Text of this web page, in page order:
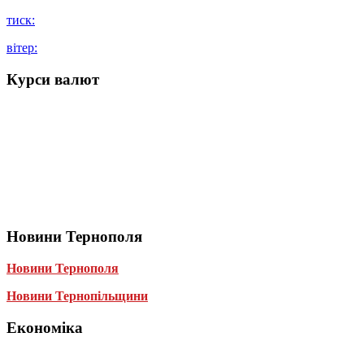
тиск:
вітер:
Курси валют
Новини Тернополя
Новини Тернополя
Новини Тернопільщини
Економіка